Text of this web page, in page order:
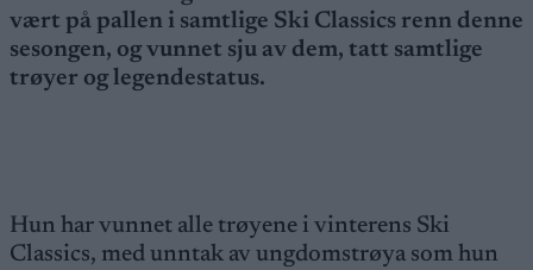
vært på pallen i samtlige Ski Classics renn denne
sesongen, og vunnet sju av dem, tatt samtlige
trøyer og legendestatus.
Hun har vunnet alle trøyene i vinterens Ski
Classics, med unntak av ungdomstrøya som hun